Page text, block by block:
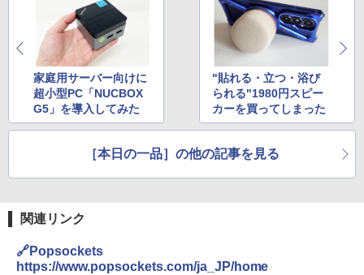
家庭用サーバー向けに
超小型PC「NUCBOX
G5」を導入してみた
"貼れる・立つ・浴び
られる"1980円スピー
カーを買ってしまった
［本日の一品］の他の記事を見る
関連リンク
🔗Popsockets
https://www.popsockets.com/ja_JP/home